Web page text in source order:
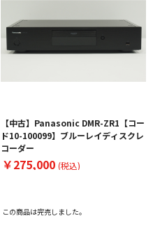
【中古】Panasonic DMR-ZR1【コー
ド10-100099】ブルーレイディスクレ
コーダー
￥275,000 (税込)
この商品は完売しました。